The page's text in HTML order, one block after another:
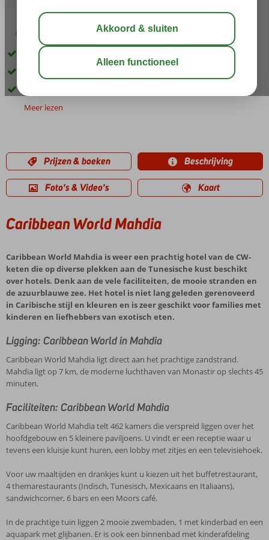
03:00 aug 32°C
Prachtig aangelegd resort
Veel (sport)faciliteiten beschikbaar
Meer lezen
Prijzen & boeken Beschrijving
Foto's & Video's Kaart
Caribbean World Mahdia
Caribbean World Mahdia is weer een prachtig hotel van de CW-
keten die op diverse plekken aan de Tunesische kust beschikt
over hotels. Denk aan de vele faciliteiten, de mooie stranden en
de azuurblauwe zee. Het hotel is niet lang geleden gerenoveerd
in Caribische stijl en kleuren en is zeer geschikt voor families met
kinderen en liefhebbers van exotisch eten.
Ligging: Caribbean World in Mahdia
Caribbean World Mahdia ligt direct aan het prachtige zandstrand.
Mahdia ligt op 7 km, de moderne luchthaven van Monastir op slechts 45
minuten.
Faciliteiten: Caribbean World Mahdia
Caribbean World Mahdia telt 462 kamers die verspreid liggen over het
hoofdgebouw en 5 kleinere paviljoens. U vindt er een receptie waar u
tevens een kluisje kunt huren, een lobby met zitjes en een televisiehoek.
Voor uw maaltijden en drankjes kunt u kiezen uit het buffetrestaurant,
4 themarestaurants (Indisch, Tunesisch, Mexicaans en Italiaans),
sandwichcorner, 6 bars en een Moors café.
In de prachtige tuin liggen 2 mooie zwembaden, 1 met kinderbad en een
aquapark met glijbanen. Er is ook een binnenbad met kinderafdeling